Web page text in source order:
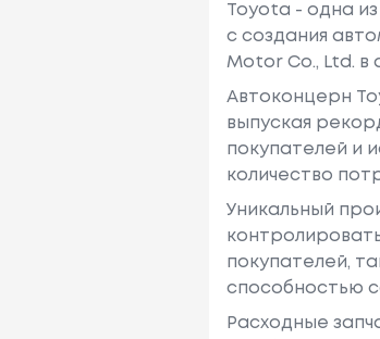
Toyota - одна из
с создания
Motor Co., Ltd. в
Автоконцерн
выпуская
покупателей и
количество
Уникальный
покупателей,
способностью
Расходные